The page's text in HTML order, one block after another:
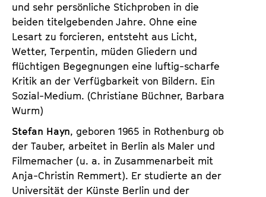
und sehr persönliche Stichproben in die
beiden titelgebenden Jahre. Ohne eine
Lesart zu forcieren, entsteht aus Licht,
Wetter, Terpentin, müden Gliedern und
flüchtigen Begegnungen eine luftig-scharfe
Kritik an der Verfügbarkeit von Bildern. Ein
Sozial-Medium. (Christiane Büchner, Barbara
Wurm)
Stefan Hayn, geboren 1965 in Rothenburg ob
der Tauber, arbeitet in Berlin als Maler und
Filmemacher (u. a. in Zusammenarbeit mit
Anja-Christin Remmert). Er studierte an der
Universität der Künste Berlin und der